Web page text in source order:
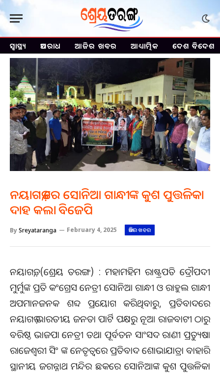
ସ୍ୱାସ୍ଥ୍ୟ ଅପରାଧ ଆଜିର ଖବର ଆଧ୍ୟାତ୍ମିକ ଦେଶ ବିଦେଶ
ନୟାଗଡ଼,ରେ ସୋନିଆ ଗାନ୍ଧୀଙ୍କ କୁଶ ପୁତ୍ତଳିକା
ଦାହ କଲା ବିଜେପି
BySreyataranga February 4, 2025 ଆଜିର ଖବର
ନୟାଗଡ଼, (ଶ୍ରେୟ ତରଙ୍ଗ) : ମହାମହିମ ରାଷ୍ଟ୍ରପତି ଦ୍ରୌପଦୀ
ମୁର୍ମୁଙ୍କ ପ୍ରତି କଂଗ୍ରେସ ନେତ୍ରୀ ସୋନିଆ ଗାନ୍ଧୀ ଓ ରାହୁଲ ଗାନ୍ଧୀ
ଅପମାନଜନକ ଶବ୍ଦ ପ୍ରୟୋଗ କରିଥିବାରୁ, ପ୍ରତିବାଦରେ
ନୟାଗଡ଼ ଭାରତୀୟ ଜନତା ପାର୍ଟି ପକ୍ଷରୁ ନୂଆ ରାଜବାଟୀ ଠାରୁ
ବରିଷ୍ଠ ଭାଜପା ନେତ୍ରୀ ତଥା ପୂର୍ବତନ ସାଂସଦ ରାଣୀ ପ୍ରତ୍ୟୁଷା
ରାଜେଶ୍ୱରୀ ସିଂ ଙ୍କ ନେତୃତ୍ୱରେ ପ୍ରତିବାଦ ଶୋଭାଯାତ୍ରା ବାହାରି
ସ୍ଥାନୀୟ ଜଗନ୍ନାଥ ମନ୍ଦିର ଛକରେ ସୋନିଆଙ୍କ କୁଶ ପୁତ୍ତଳିକା